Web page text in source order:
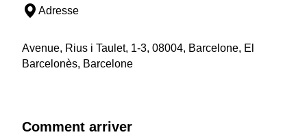
Adresse
Avenue, Rius i Taulet, 1-3, 08004, Barcelone, El
Barcelonès, Barcelone
Comment arriver